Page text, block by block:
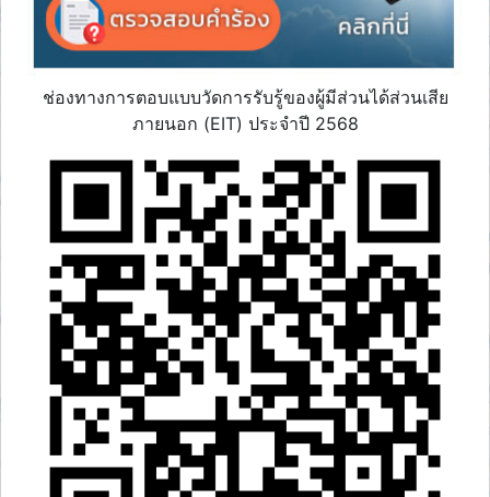
ช่องทางการตอบแบบวัดการรับรู้ของผู้มีส่วนได้ส่วนเสีย
ภายนอก (EIT) ประจำปี 2568